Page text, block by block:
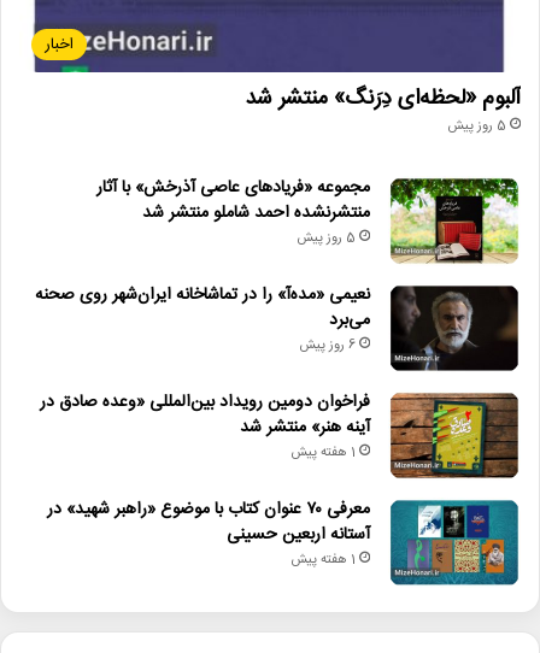
اخبار
آلبوم «لحظه‌ای دِرَنگ» منتشر شد
5 روز پیش
مجموعه «فریادهای عاصی آذرخش» با آثار
منتشرنشده احمد شاملو منتشر شد
5 روز پیش
نعیمی «مده‌آ» را در تماشاخانه ایران‌شهر روی صحنه
می‌برد
6 روز پیش
فراخوان دومین رویداد بین‌المللی «وعده صادق در
آینه هنر» منتشر شد
1 هفته پیش
معرفی ۷۰ عنوان کتاب با موضوع «راهبر شهید» در
آستانه اربعین حسینی
1 هفته پیش